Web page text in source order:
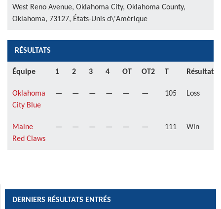
West Reno Avenue, Oklahoma City, Oklahoma County,
Oklahoma, 73127, États-Unis d\'Amérique
RÉSULTATS
Équipe 1 2 3 4 OT OT2 T Résultat
Oklahoma
City Blue
— — — — — — 105 Loss
Maine
Red Claws
— — — — — — 111 Win
DERNIERS RÉSULTATS ENTRÉS